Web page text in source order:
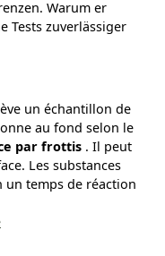
Warum er
Tests zuverlässiger
un échantillon de
au fond selon le
par frottis . Il peut
Les substances
un temps de réaction